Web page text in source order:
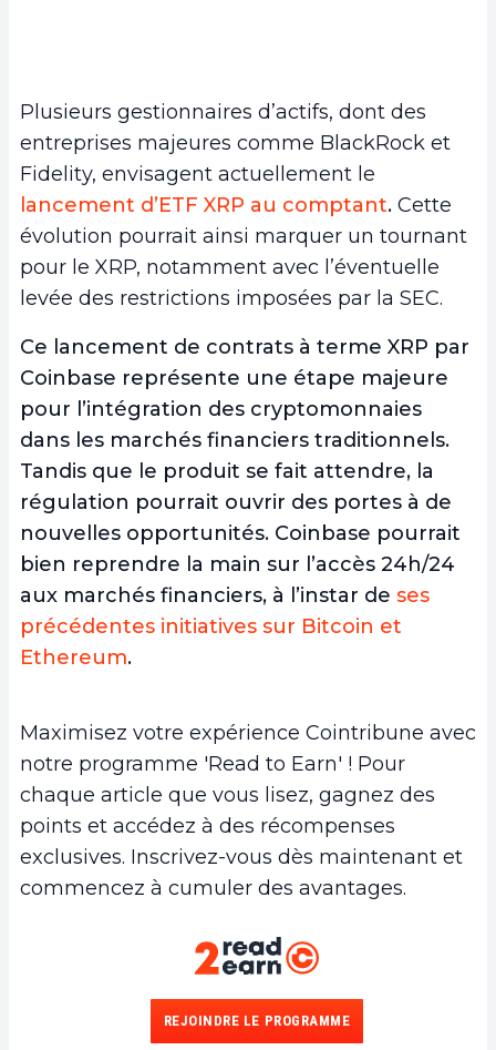
Plusieurs gestionnaires d’actifs, dont des
entreprises majeures comme BlackRock et
Fidelity, envisagent actuellement le
lancement d’ETF XRP au comptant. Cette
évolution pourrait ainsi marquer un tournant
pour le XRP, notamment avec l’éventuelle
levée des restrictions imposées par la SEC.
Ce lancement de contrats à terme XRP par
Coinbase représente une étape majeure
pour l’intégration des cryptomonnaies
dans les marchés financiers traditionnels.
Tandis que le produit se fait attendre, la
régulation pourrait ouvrir des portes à de
nouvelles opportunités. Coinbase pourrait
bien reprendre la main sur l’accès 24h/24
aux marchés financiers, à l’instar de ses
précédentes initiatives sur Bitcoin et
Ethereum.
Maximisez votre expérience Cointribune avec
notre programme 'Read to Earn' ! Pour
chaque article que vous lisez, gagnez des
points et accédez à des récompenses
exclusives. Inscrivez-vous dès maintenant et
commencez à cumuler des avantages.
REJOINDRE LE PROGRAMME